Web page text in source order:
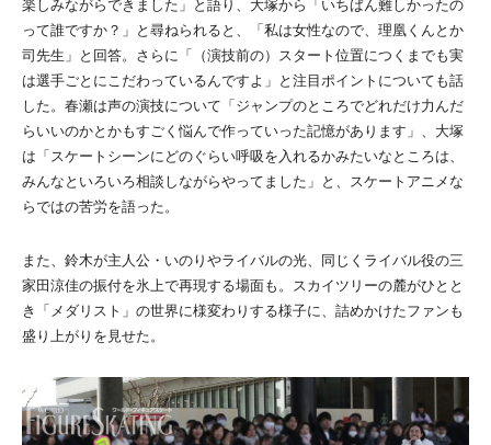
楽しみながらできました」と語り、大塚から「いちばん難しかったの
って誰ですか？」と尋ねられると、「私は女性なので、理凰くんとか
司先生」と回答。さらに「（演技前の）スタート位置につくまでも実
は選手ごとにこだわっているんですよ」と注目ポイントについても話
した。春瀬は声の演技について「ジャンプのところでどれだけ力んだ
らいいのかとかもすごく悩んで作っていった記憶があります」、大塚
は「スケートシーンにどのぐらい呼吸を入れるかみたいなところは、
みんなといろいろ相談しながらやってました」と、スケートアニメな
らではの苦労を語った。
また、鈴木が主人公・いのりやライバルの光、同じくライバル役の三
家田涼佳の振付を氷上で再現する場面も。スカイツリーの麓がひとと
き「メダリスト」の世界に様変わりする様子に、詰めかけたファンも
盛り上がりを見せた。